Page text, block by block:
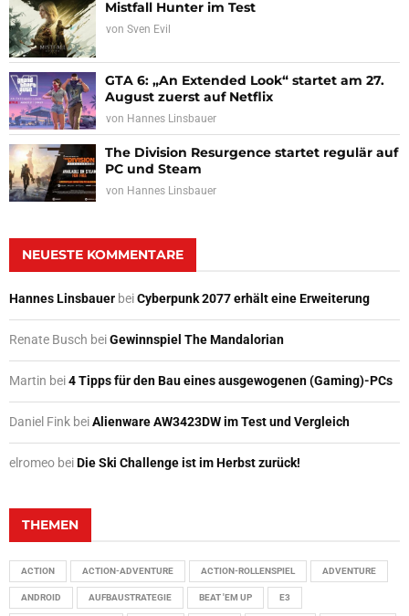
Mistfall Hunter im Test
von Sven Evil
GTA 6: „An Extended Look“ startet am 27.
August zuerst auf Netflix
von Hannes Linsbauer
The Division Resurgence startet regulär auf
PC und Steam
von Hannes Linsbauer
NEUESTE KOMMENTARE
Hannes Linsbauer beiCyberpunk 2077 erhält eine Erweiterung
Renate Busch beiGewinnspiel The Mandalorian
Martin bei4 Tipps für den Bau eines ausgewogenen (Gaming)-PCs
Daniel Fink beiAlienware AW3423DW im Test und Vergleich
elromeo beiDie Ski Challenge ist im Herbst zurück!
THEMEN
ACTION ACTION-ADVENTURE ACTION-ROLLENSPIEL ADVENTURE
ANDROID AUFBAUSTRATEGIE BEAT 'EM UP E3